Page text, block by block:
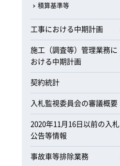
積算基準等
工事における中期計画
施工（調査等）管理業務に
おける中期計画
契約統計
入札監視委員会の審議概要
2020年11月16日以前の入札
公告等情報
事故車等排除業務